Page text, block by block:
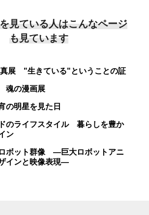
見ている人はこんなページ
も見ています
展 "生きている"ということの証
魂の漫画展
明星を見た日
のライフスタイル 暮らしを豊か
ン
ボット群像 ―巨大ロボットアニ
インと映像表現―